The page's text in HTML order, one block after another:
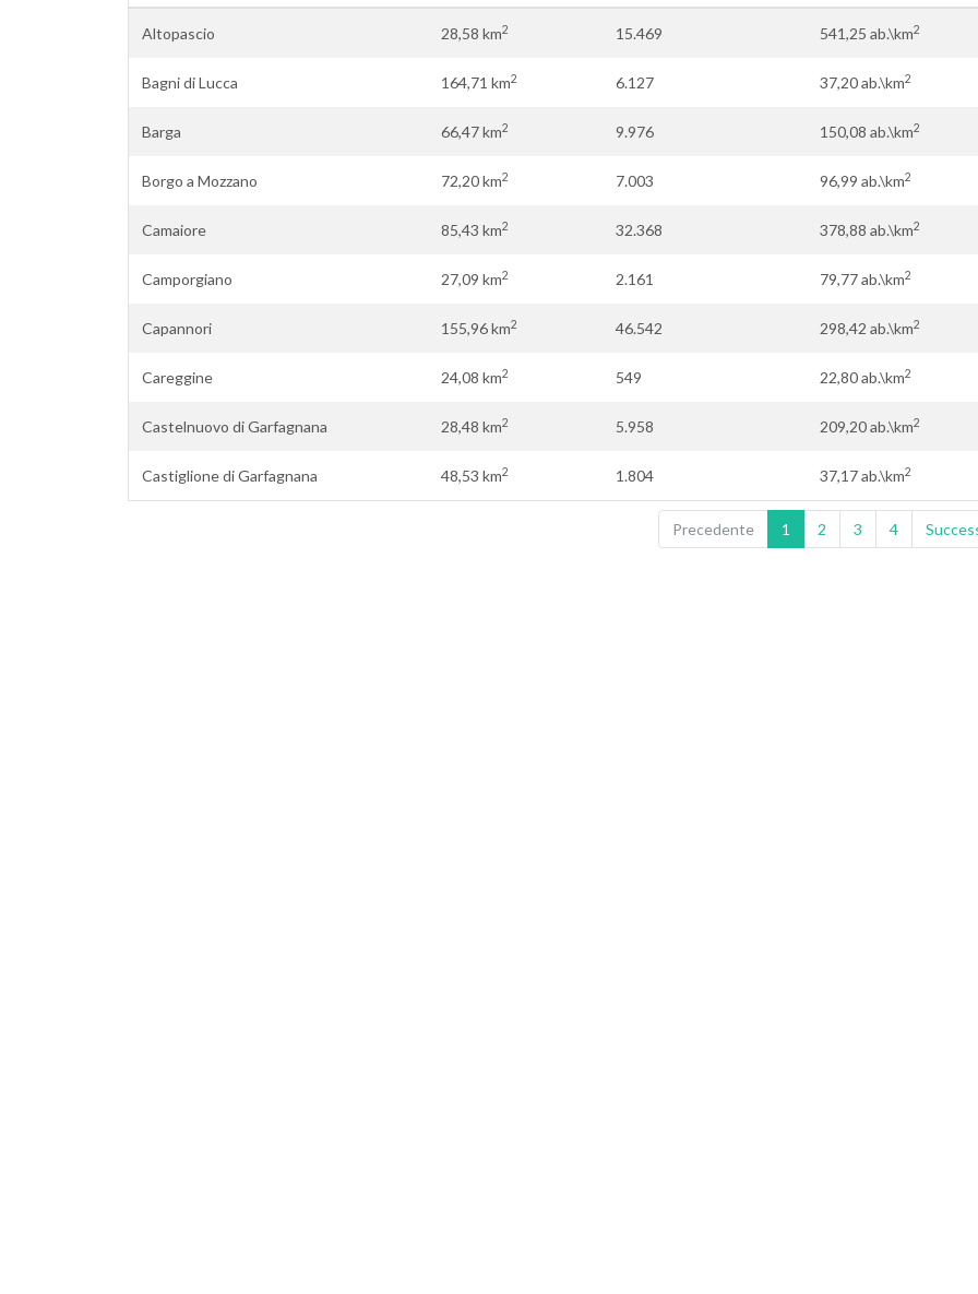
Altopascio 28,58 km2 15.469 541,25 ab.\km2
Bagni di Lucca 164,71 km2 6.127 37,20 ab.\km2
Barga 66,47 km2 9.976 150,08 ab.\km2
Borgo a Mozzano 72,20 km2 7.003 96,99 ab.\km2
Camaiore 85,43 km2 32.368 378,88 ab.\km2
Camporgiano 27,09 km2 2.161 79,77 ab.\km2
Capannori 155,96 km2 46.542 298,42 ab.\km2
Careggine 24,08 km2 549 22,80 ab.\km2
Castelnuovo di Garfagnana 28,48 km2 5.958 209,20 ab.\km2
Castiglione di Garfagnana 48,53 km2 1.804 37,17 ab.\km2
Precedente 1 2 3 4